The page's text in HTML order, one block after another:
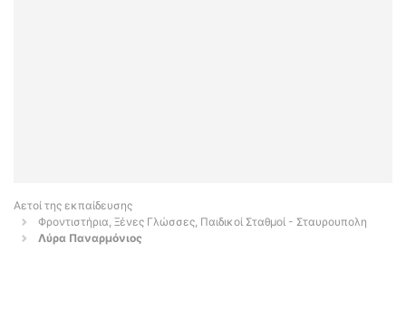
Αετοί της εκπαίδευσης
Φροντιστήρια, Ξένες Γλώσσες, Παιδικοί Σταθμοί - Σταυρουπολη
Λύρα Παναρμόνιος